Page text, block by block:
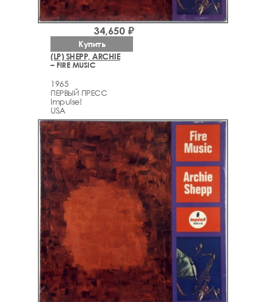
(LP) SHEPP, ARCHIE
– FIRE MUSIC
1965
ПЕРВЫЙ ПРЕСС
Impulse!
USA
34,650 ₽
Купить